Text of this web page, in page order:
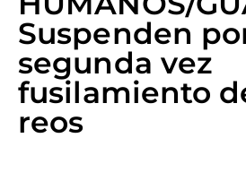
Suspenden
segunda vez
fusilamiento
reos